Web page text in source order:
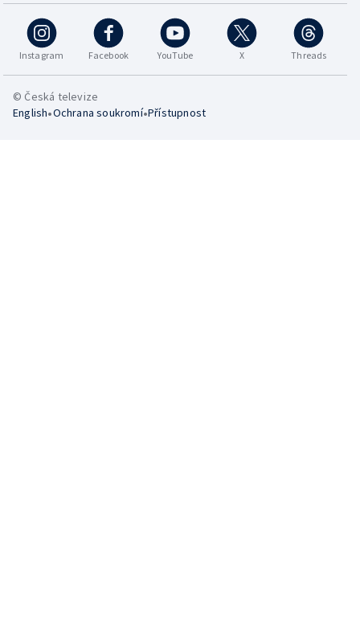
Instagram Facebook YouTube X Threads
© Česká televize
English•Ochrana soukromí•Přístupnost